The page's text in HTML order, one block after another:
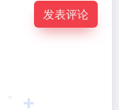
发表评论